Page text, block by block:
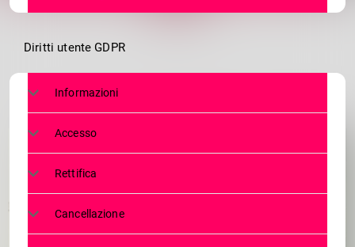
Diritti utente GDPR
Informazioni
Accesso
Rettifica
Cancellazione